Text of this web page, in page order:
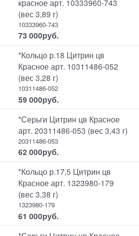
красное арт. 10333960-743
(вес 3,89 г)
10333960-743
73 000руб.
*Кольцо р.18 Цитрин цв
Красное арт. 10311486-052
(вес 3,28 г)
10311486-052
59 000руб.
*Серьги Цитрин цв Красное
арт. 20311486-053 (вес 3,43 г)
20311486-053
62 000руб.
*Кольцо р.17,5 Цитрин цв
Красное арт. 1323980-179
(вес 3,38 г)
1323980-179
61 000руб.